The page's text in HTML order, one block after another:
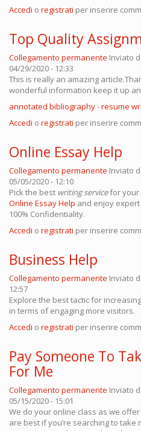
Accedi o registrati per inserire
Top Quality
Collegamento permanente Inviato
04/29/2020 - 12:33
This is really an amazing
wonderful information keep it up
annotated bibliography-resume
Accedi o registrati per inserire
Online Essay Help
Collegamento permanente Inviato
05/05/2020 - 12:10
Pick the best writing servicefor your
Online Essay Help and enjoy
100% Confidentiality.
Accedi o registrati per inserire
Business Help
Collegamento permanente Inviato
12:57
Explore the best tactic for
in terms of engaging more visitors.
Accedi o registrati per inserire
Pay Someone To
For Me
Collegamento permanente Inviato
05/15/2020 - 15:01
We do your online class as we
are best if you’re searching to take